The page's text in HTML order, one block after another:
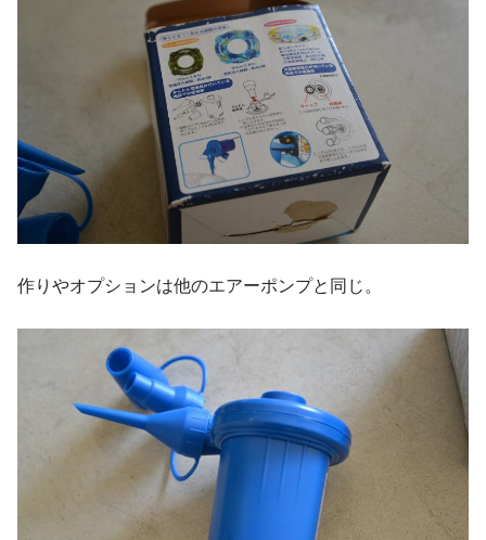
作りやオプションは他のエアーポンプと同じ。